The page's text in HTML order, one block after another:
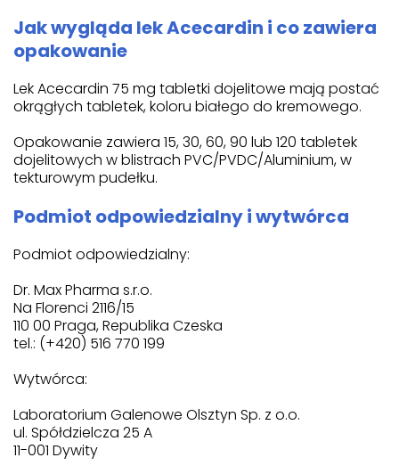
Jak wygląda lek Acecardin i co zawiera
opakowanie
Lek Acecardin 75 mg tabletki dojelitowe mają postać
okrągłych tabletek, koloru białego do kremowego.
Opakowanie zawiera 15, 30, 60, 90 lub 120 tabletek
dojelitowych w blistrach PVC/PVDC/Aluminium, w
tekturowym pudełku.
Podmiot odpowiedzialny i wytwórca
Podmiot odpowiedzialny:
Dr. Max Pharma s.r.o.
Na Florenci 2116/15
110 00 Praga, Republika Czeska
tel.: (+420) 516 770 199
Wytwórca:
Laboratorium Galenowe Olsztyn Sp. z o.o.
ul. Spółdzielcza 25 A
11-001 Dywity